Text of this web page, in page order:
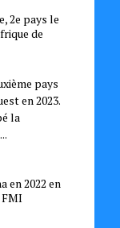
2e pays le
de
pays
en 2023.
la
en 2022 en